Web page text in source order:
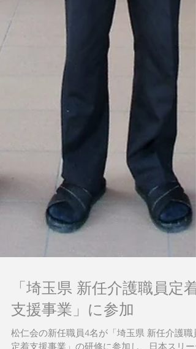
「埼玉県 新任介護職員定着
支援事業」に参加